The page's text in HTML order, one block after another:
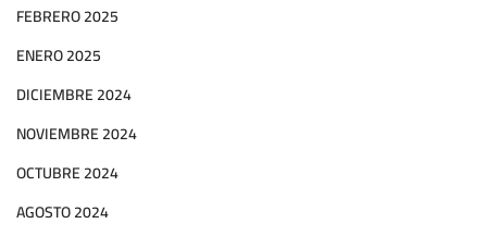
FEBRERO 2025
ENERO 2025
DICIEMBRE 2024
NOVIEMBRE 2024
OCTUBRE 2024
AGOSTO 2024